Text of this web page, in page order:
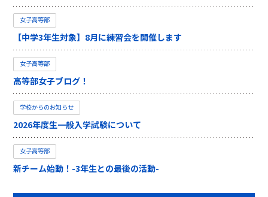
女子高等部
【中学3年生対象】8月に練習会を開催します
女子高等部
高等部女子ブログ！
学校からのお知らせ
2026年度生一般入学試験について
女子高等部
新チーム始動！-3年生との最後の活動-